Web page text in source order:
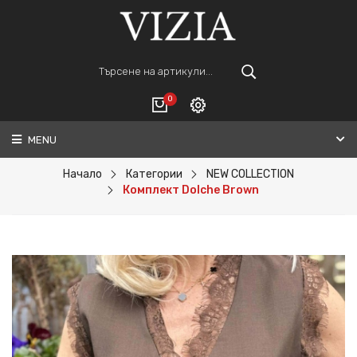
0
ВАШАТА КОЛИЧКА Е ПРАЗНА.
ПОРЪЧАЙ
Регистрация
MENU
Начало Категории
NEW COLLECTION
Комплект Dolche Brown